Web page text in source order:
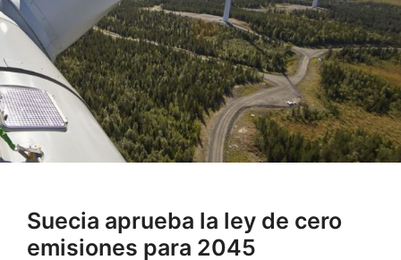
Suecia aprueba la ley de cero
emisiones para 2045